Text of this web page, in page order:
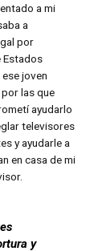
a mi
a
por
Estados
joven
las que
ayudarlo
televisores
y ayudarle a
en casa de mi
y